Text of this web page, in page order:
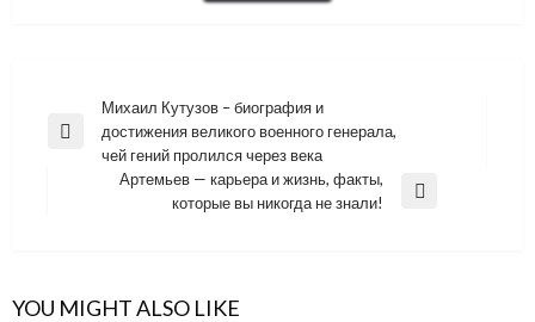
Навигация
по
записям
Previous
Михаил Кутузов – биография и
достижения великого военного генерала,
чей гений пролился через века
Артемьев — карьера и жизнь, факты,
которые вы никогда не знали!
YOU MIGHT ALSO LIKE